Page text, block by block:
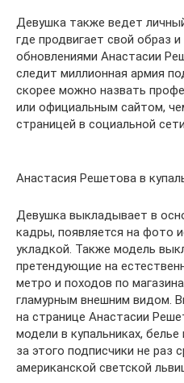
Девушка также ведет
где продвигает свой образ
обновлениями Анастасии
следит миллионная армия
скорее можно назвать
или официальным сайтом,
страницей в социальной сети.
Анастасия Решетова в
Девушка выкладывает в
кадры, появляется на фото
укладкой. Также модель
претендующие на
метро и походов по
гламурным внешним видом.
на странице Анастасии
модели в купальниках,
за этого подписчики не раз
американской светской